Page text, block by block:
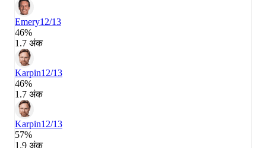
Emery12/13
46%
1.7 अंक
Karpin12/13
46%
1.7 अंक
Karpin12/13
57%
1.9 अंक